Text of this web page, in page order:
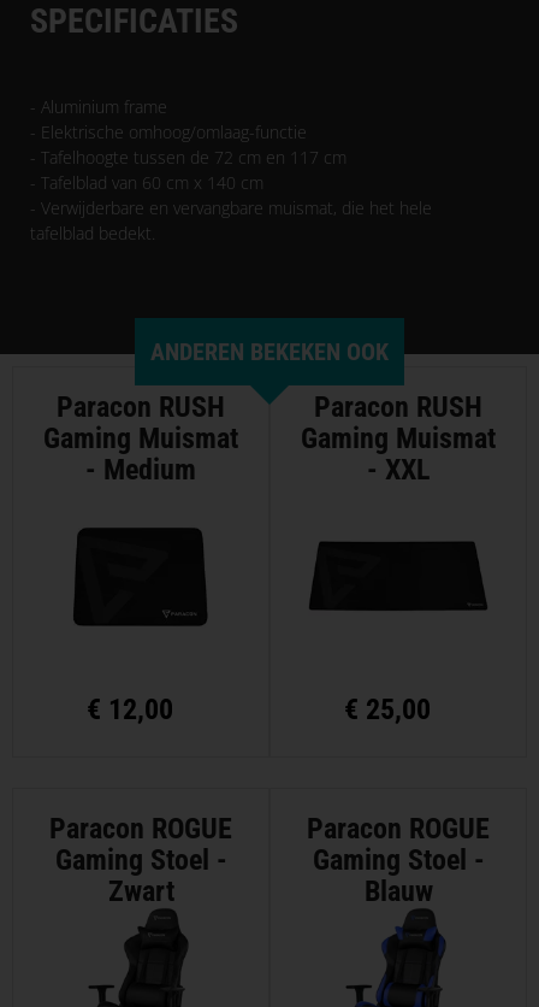
SPECIFICATIES
- Aluminium frame
- Elektrische omhoog/omlaag-functie
- Tafelhoogte tussen de 72 cm en 117 cm
- Tafelblad van 60 cm x 140 cm
- Verwijderbare en vervangbare muismat, die het hele
tafelblad bedekt.
ANDEREN BEKEKEN OOK
Paracon RUSH
Gaming Muismat
- Medium
€ 12,00
Paracon RUSH
Gaming Muismat
- XXL
€ 25,00
Paracon ROGUE
Gaming Stoel -
Zwart
Paracon ROGUE
Gaming Stoel -
Blauw